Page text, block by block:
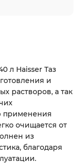
л Haisser Таз
и
растворов, а так
применения
очищается от
из
благодаря